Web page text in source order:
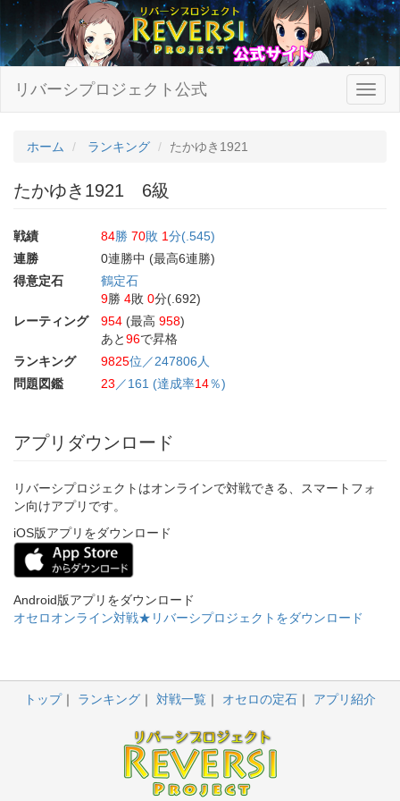
リバーシプロジェクト公式
ホーム ランキング たかゆき1921
たかゆき1921 6級
戦績 84勝 70敗 1分(.545)
連勝
0連勝中 (最高6連勝)
得意定石
鶴定石
9勝 4敗 0分(.692)
レーティング
954 (最高 958)
あと96で昇格
ランキング
9825位／247806人
問題図鑑
23 ／161 (達成率14％)
アプリダウンロード
リバーシプロジェクトはオンラインで対戦できる、スマートフォ
ン向けアプリです。
iOS版アプリをダウンロード
Android版アプリをダウンロード
オセロオンライン対戦★リバーシプロジェクトをダウンロード
トップ ランキング 対戦一覧 オセロの定石 アプリ紹介